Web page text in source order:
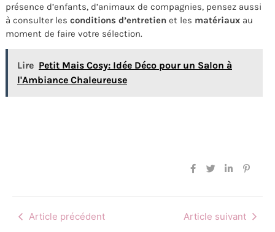
présence d’enfants, d’animaux de compagnies, pensez aussi
à consulter les conditions d’entretien et les matériaux au
moment de faire votre sélection.
Lire Petit Mais Cosy: Idée Déco pour un Salon à
l'Ambiance Chaleureuse
Article précédent Article suivant